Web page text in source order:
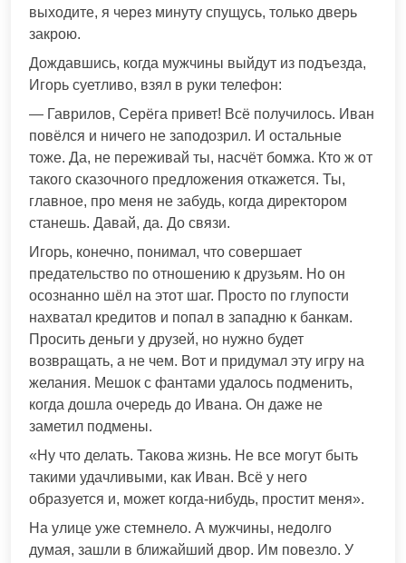
выходите, я через минуту спущусь, только дверь
закрою.
Дождавшись, когда мужчины выйдут из подъезда,
Игорь суетливо, взял в руки телефон:
— Гаврилов, Серёга привет! Всё получилось. Иван
повёлся и ничего не заподозрил. И остальные
тоже. Да, не переживай ты, насчёт бомжа. Кто ж от
такого сказочного предложения откажется. Ты,
главное, про меня не забудь, когда директором
станешь. Давай, да. До связи.
Игорь, конечно, понимал, что совершает
предательство по отношению к друзьям. Но он
осознанно шёл на этот шаг. Просто по глупости
нахватал кредитов и попал в западню к банкам.
Просить деньги у друзей, но нужно будет
возвращать, а не чем. Вот и придумал эту игру на
желания. Мешок с фантами удалось подменить,
когда дошла очередь до Ивана. Он даже не
заметил подмены.
«Ну что делать. Такова жизнь. Не все могут быть
такими удачливыми, как Иван. Всё у него
образуется и, может когда-нибудь, простит меня».
На улице уже стемнело. А мужчины, недолго
думая, зашли в ближайший двор. Им повезло. У